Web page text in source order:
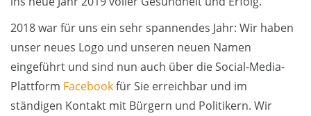
2018 war für uns ein sehr spannendes Jahr: Wir haben
unser neues Logo und unseren neuen Namen
eingeführt und sind nun auch über die Social-Media-
Plattform Facebookfür Sie erreichbar und im
ständigen Kontakt mit Bürgern und Politikern. Wir